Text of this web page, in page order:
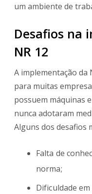
um ambiente de
Desafios na
NR 12
A implementação da
para muitas
possuem máquinas
nunca adotaram
Alguns dos desafios
Falta de
norma;
Dificuldade